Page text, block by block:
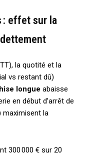
: effet sur la
la quotité et la
vs restant dû)
longue abaisse
en début d’arrêt de
maximisent la
300 000 € sur 20